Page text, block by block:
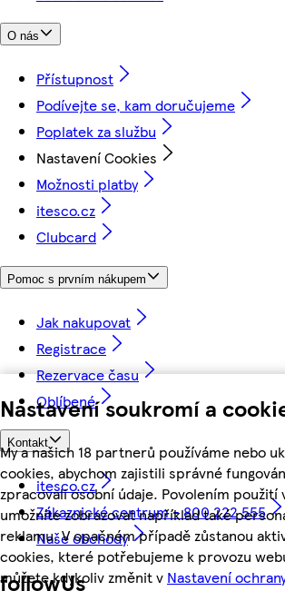
Nastavení soukromí a
My a našich 18 partnerů používáme nebo
cookies, abychom zajistili správné
zpracovali osobní údaje. Povolením použití
umožníte zobrazovat například také
reklamu. V opačném případě zůstanou
cookies, které potřebujeme k provozu
můžete kdykoliv změnit v Nastavení
O nás
Přístupnost
Podívejte se, kam doručujeme
Poplatek za službu
Nastavení Cookies
Možnosti platby
itesco.cz
Clubcard
Pomoc s prvním nákupem
Jak nakupovat
Registrace
Rezervace času
Oblíbené
Kontakt
itesco.cz
Zákaznické centrum - 800 222 555
Naše obchody
followUs